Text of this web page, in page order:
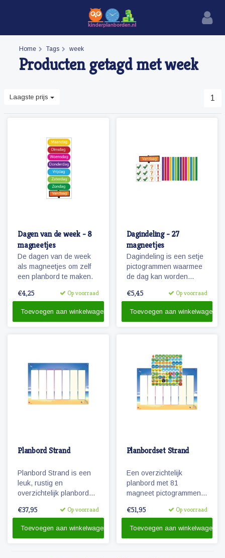
Home Tags week
Producten getagd met week
Laagste prijs 1
Dagen van de week - 8
magneetjes
De dagen van de week
als magneetjes om zelf
een planbord te maken.
€4,25 Op voorraad
Toevoegen aan winkelwagen
Dagindeling - 27
magneetjes
Dagindeling is een setje
pictogrammen waarmee
de dag kan worden
onderverdeeld en
worden gemarkeerd.
€5,45 Op voorraad
Toevoegen aan winkelwagen
Planbord Strand
Planbord Strand is een
leuk, rustig en
overzichtelijk planbord
weekplanner is geschikt
beschrijfbaar.
€37,95 Op voorraad
Toevoegen aan winkelwagen
Planbordset Strand
Een overzichtelijk
planbord met 81
magneet pictogrammen
zichtbare dagplanning
educatieve set.
€51,95 Op voorraad
Toevoegen aan winkelwagen